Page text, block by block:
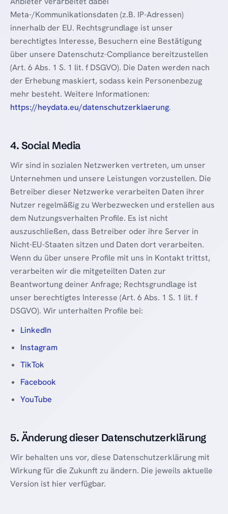
Meta-/Kommunikationsdaten (z.B. IP-Adressen)
innerhalb der EU. Rechtsgrundlage ist unser
berechtigtes Interesse, Besuchern eine Bestätigung
über unsere Datenschutz-Compliance bereitzustellen
(Art. 6 Abs. 1 S. 1 lit. f DSGVO). Die Daten werden nach
der Erhebung maskiert, sodass kein Personenbezug
mehr besteht. Weitere Informationen:
https://heydata.eu/datenschutzerklaerung.
4. Social Media
Wir sind in sozialen Netzwerken vertreten, um unser
Unternehmen und unsere Leistungen vorzustellen. Die
Betreiber dieser Netzwerke verarbeiten Daten ihrer
Nutzer regelmäßig zu Werbezwecken und erstellen aus
dem Nutzungsverhalten Profile. Es ist nicht
auszuschließen, dass Betreiber oder ihre Server in
Nicht-EU-Staaten sitzen und Daten dort verarbeiten.
Wenn du über unsere Profile mit uns in Kontakt trittst,
verarbeiten wir die mitgeteilten Daten zur
Beantwortung deiner Anfrage; Rechtsgrundlage ist
unser berechtigtes Interesse (Art. 6 Abs. 1 S. 1 lit. f
DSGVO). Wir unterhalten Profile bei:
LinkedIn
Instagram
TikTok
Facebook
YouTube
5. Änderung dieser Datenschutzerklärung
Wir behalten uns vor, diese Datenschutzerklärung mit
Wirkung für die Zukunft zu ändern. Die jeweils aktuelle
Version ist hier verfügbar.